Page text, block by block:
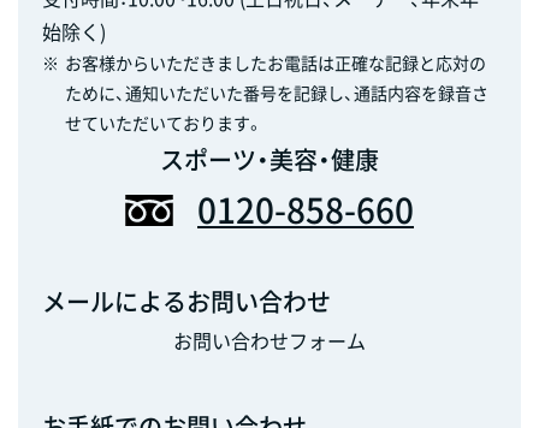
始除く)
※ お客様からいただきましたお電話は正確な記録と応対の
ために、通知いただいた番号を記録し、通話内容を録音さ
せていただいております。
スポーツ・美容・健康
0120-858-660
メールによるお問い合わせ
お問い合わせフォーム